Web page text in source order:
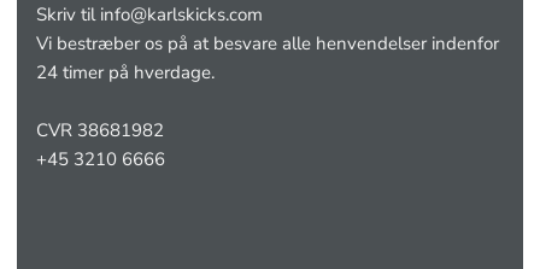
Skriv til info@karlskicks.com
Vi bestræber os på at besvare alle henvendelser indenfor
24 timer på hverdage.
CVR 38681982
+45 3210 6666